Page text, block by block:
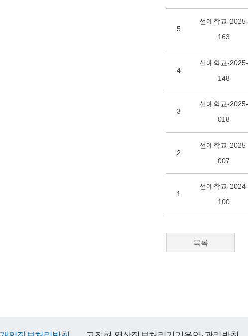
5
선예학교-2025-
163
4
선예학교-2025-
148
3
선예학교-2025-
018
2
선예학교-2025-
007
1
선예학교-2024-
100
목록